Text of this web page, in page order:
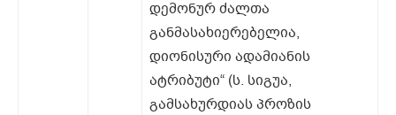
დემონურ ძალთა
განმასახიერებელია,
დიონისური ადამიანის
ატრიბუტი“ (ს. სიგუა,
გამსახურდიას პროზის